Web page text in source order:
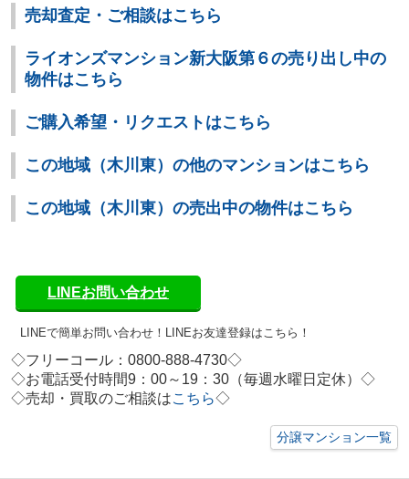
売却査定・ご相談はこちら
ライオンズマンション新大阪第６の売り出し中の
物件はこちら
ご購入希望・リクエストはこちら
この地域（木川東）の他のマンションはこちら
この地域（木川東）の売出中の物件はこちら
LINEお問い合わせ
LINEで簡単お問い合わせ！ LINEお友達登録はこちら！
◇フリーコール：0800-888-4730◇
◇お電話受付時間9：00～19：30（毎週水曜日定休）◇
◇売却・買取のご相談はこちら◇
分譲マンション一覧